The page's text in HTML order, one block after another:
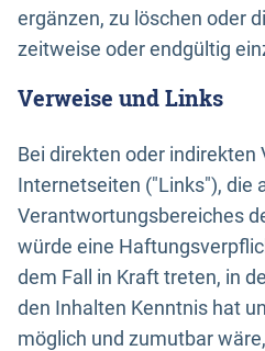
ergänzen, zu löschen oder
zeitweise oder endgültig
Verweise und Links
Bei direkten oder
Internetseiten ("Links"), die
Verantwortungsbereiches
würde eine
dem Fall in Kraft treten, in
den Inhalten Kenntnis hat
möglich und zumutbar